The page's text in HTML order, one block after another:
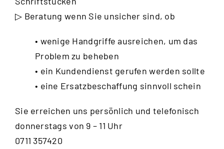
▷ Beratung wenn Sie unsicher sind, ob
• wenige Handgriffe ausreichen, um das
Problem zu beheben
• ein Kundendienst gerufen werden sollte
• eine Ersatzbeschaffung sinnvoll schein
Sie erreichen uns persönlich und telefonisch
donnerstags von 9 – 11 Uhr
0711 357420